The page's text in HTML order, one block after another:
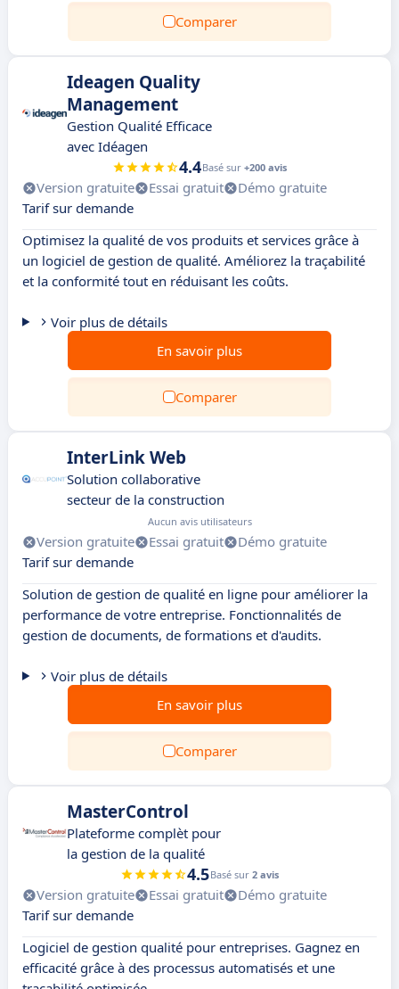
Comparer
Ideagen Quality
Management
Gestion Qualité Efficace
avec Idéagen
4.4Basé sur +200 avis
Version gratuite Essai gratuit
Démo gratuite
Tarif sur demande
Optimisez la qualité de vos produits et services grâce à
un logiciel de gestion de qualité. Améliorez la traçabilité
et la conformité tout en réduisant les coûts.
Voir plus de détails
En savoir plus
Comparer
InterLink Web
Solution collaborative
secteur de la construction
Aucun avis utilisateurs
Version gratuite Essai gratuit
Démo gratuite
Tarif sur demande
Solution de gestion de qualité en ligne pour améliorer la
performance de votre entreprise. Fonctionnalités de
gestion de documents, de formations et d'audits.
Voir plus de détails
En savoir plus
Comparer
MasterControl
Plateforme complèt pour
la gestion de la qualité
4.5Basé sur 2 avis
Version gratuite Essai gratuit
Démo gratuite
Tarif sur demande
Logiciel de gestion qualité pour entreprises. Gagnez en
efficacité grâce à des processus automatisés et une